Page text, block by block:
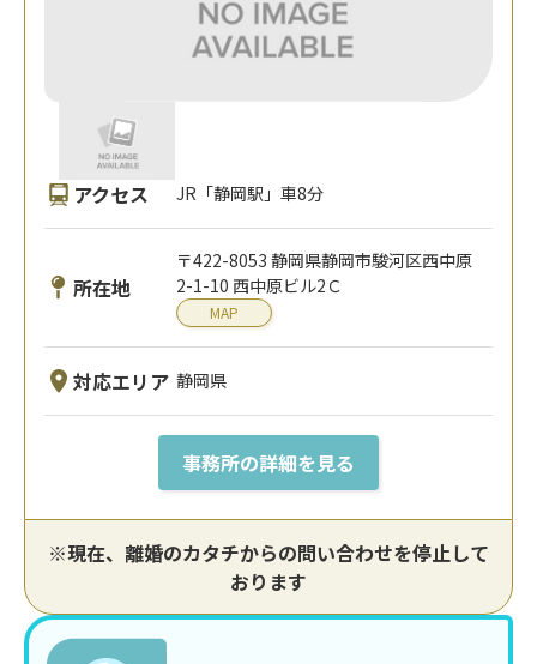
アクセス JR「静岡駅」車8分
所在地
〒422-8053 静岡県静岡市駿河区西中原
2-1-10 西中原ビル2Ｃ
MAP
対応エリア 静岡県
事務所の詳細を見る
※現在、離婚のカタチからの問い合わせを停止して
おります